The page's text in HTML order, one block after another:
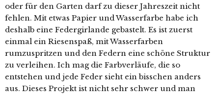
oder für den Garten darf zu dieser Jahreszeit nicht
fehlen. Mit etwas Papier und Wasserfarbe habe ich
deshalb eine Federgirlande gebastelt. Es ist zuerst
einmal ein Riesenspaß, mit Wasserfarben
rumzuspritzen und den Federn eine schöne Struktur
zu verleihen. Ich mag die Farbverläufe, die so
entstehen und jede Feder sieht ein bisschen anders
aus. Dieses Projekt ist nicht sehr schwer und man